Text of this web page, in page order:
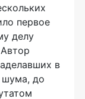
первое
делу
в
шума, до